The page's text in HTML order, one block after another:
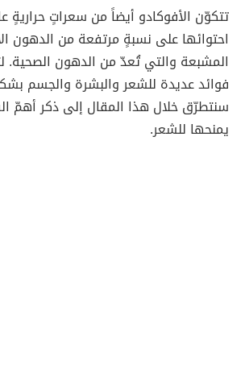
تتكوّن الأفوكادو أيضاً من سعراتٍ حراريةٍ
احتوائها على نسبةٍ مرتفعة من الدهون
المشبعة والتي تُعدّ من الدهون الصحية.
فوائد عديدة للشعر والبشرة والجسم
سنتطرّق خلال هذا المقال إلى ذكر أهمّ
يمنحها للشعر.